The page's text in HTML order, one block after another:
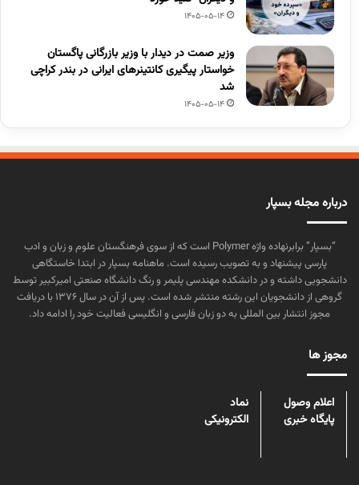
1405-05-14
وزیر صمت در دیدار با وزیر بازرگانی پاگستان
خواستار پیگیری کانتینرهای ایرانی در بندر کراچی
شد
1405-05-14
درباره مجله بسپار
“بسپار” برابرنهاده واژه Polymer است که از سوی فرهنگستان علوم و زبان و ادب
پارسی پیشنهاد و به تصویب رسیده است. ماهنامه بسپار در ابتدا خاستگاهی
دانشجویی داشته و در دانشکده مهندسی پلیمر و رنگ دانشگاه صنعتی امیرکبیر توسط
گروهی از دانشجویان این رشته منتشر شده است. پس از آن در سال ۱۳۷۶ با دریافت
مجوز انتشار بین المللی به دو زبان فارسی و انگلیسی فعالیت خود را ادامه داد.
مجوز ها
اعلام وصول
پایگاه خبری
نماد
الکترونیکی